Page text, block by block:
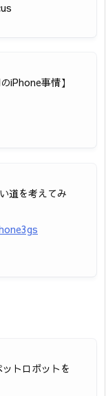
iPhone事情】
道を考えてみ
トロボットを